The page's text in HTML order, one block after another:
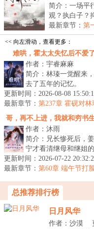
简介：一场平
观？执白子？
最新章节： 第
<< 向左滑动，查看更多：
难哄，霍太太失忆后不爱
作者：宇睿麻麻
简介：林瑧一觉醒来
去了五年的记忆。
&lt;br/&gt;有一个软萌
团，怯生生地叫她妈妈
还有一个冷脸男...
更新时间：2026-08-08
最新章节： 第237章 霍砚对林
感情变了
哥，再不上进，我就和穷书
奔
作者：沐雨
简介：兄长惨死后，
宁才看清继母和继姐
面目。&lt;br/&gt;重生
想守护一切，首先就
更新时间：2026-07-22
最新章节： 第60章 端午节打
总推荐排行榜
日月风华
作者：沙漠